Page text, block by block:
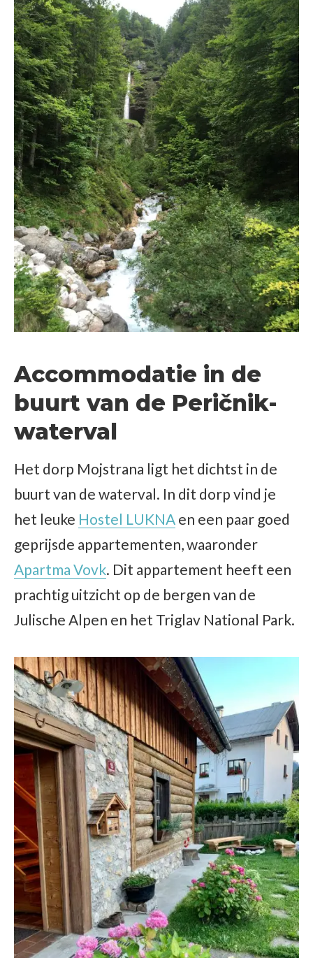
Accommodatie in de
buurt van de Peričnik-
waterval
Het dorp Mojstrana ligt het dichtst in de
buurt van de waterval. In dit dorp vind je
het leuke Hostel LUKNA en een paar goed
geprijsde appartementen, waaronder
Apartma Vovk. Dit appartement heeft een
prachtig uitzicht op de bergen van de
Julische Alpen en het Triglav National Park.